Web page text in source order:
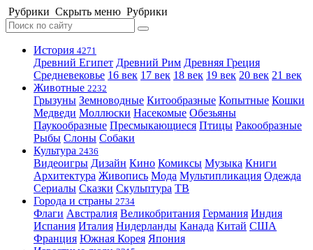
Рубрики Скрыть меню Рубрики
История 4271
Древний Египет Древний Рим Древняя Греция
Средневековье 16 век 17 век 18 век 19 век 20 век 21 век
Животные 2232
Грызуны Земноводные Китообразные Копытные Кошки
Медведи Моллюски Насекомые Обезьяны
Паукообразные Пресмыкающиеся Птицы Ракообразные
Рыбы Слоны Собаки
Культура 2436
Видеоигры Дизайн Кино Комиксы Музыка Книги
Архитектура Живопись Мода Мультипликация Одежда
Сериалы Сказки Скульптура ТВ
Города и страны 2734
Флаги Австралия Великобритания Германия Индия
Испания Италия Нидерланды Канада Китай США
Франция Южная Корея Япония